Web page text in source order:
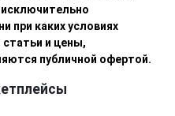
при каких условиях
и цены,
публичной офертой.